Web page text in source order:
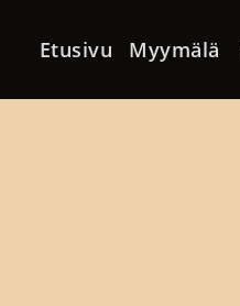
Etusivu Myymälä